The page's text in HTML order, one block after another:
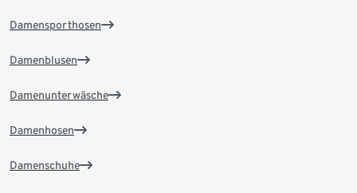
Damensporthosen
Damenblusen
Damenunterwäsche
Damenhosen
Damenschuhe